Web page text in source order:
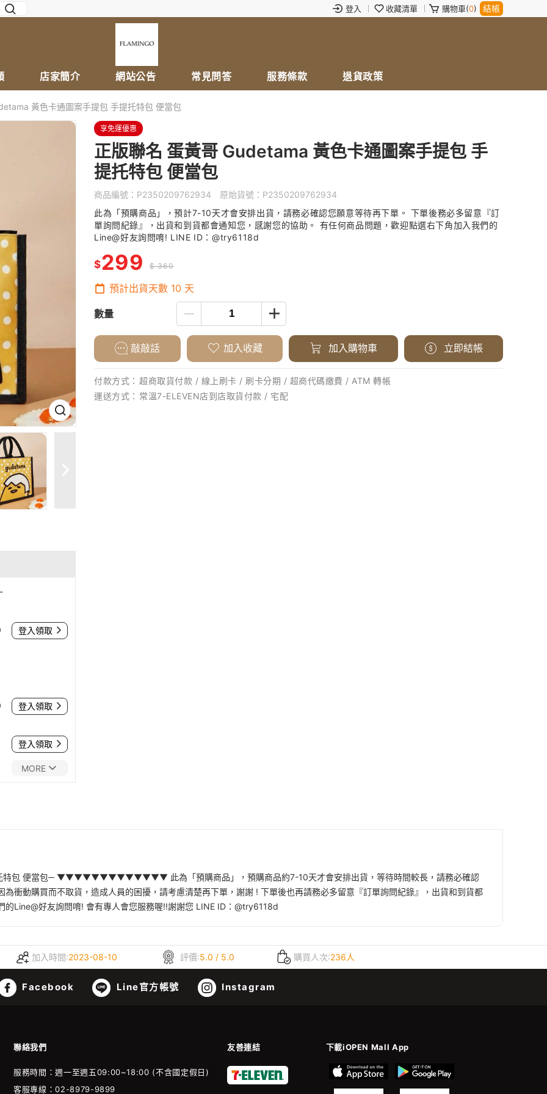
登入 收藏清單 購物車(0) 結帳
店家簡介 網站公告 常見問答 服務條款 退貨政策
黃色卡通圖案手提包 手提托特包 便當包
登入領取
登入領取
登入領取
MORE
享免運優惠
正版聯名 蛋黃哥 Gudetama 黃色卡通圖案手提包 手
提托特包 便當包
商品編號： P2350209762934 原始貨號： P2350209762934
此為「預購商品」，預計7-10天才會安排出貨，請務必確認您願意等待再下單。 下單後務必多留意『訂
單詢問紀錄』，出貨和到貨都會通知您，感謝您的協助。 有任何商品問題，歡迎點選右下角加入我們的
Line@好友詢問唷! LINE ID：@try6118d
$299 $ 360
預計出貨天數 10 天
數量
敲敲話 加入收藏 加入購物車 立即結帳
付款方式： 超商取貨付款 / 線上刷卡 / 刷卡分期 / 超商代碼繳費 / ATM 轉帳
運送方式： 常溫7-ELEVEN店到店取貨付款 / 宅配
托特包 便當包─ ▼▼▼▼▼▼▼▼▼▼▼▼▼ 此為「預購商品」，預購商品約7-10天才會安排出貨，等待時間較長，請務必確認
衝動購買而不取貨，造成人員的困擾，請考慮清楚再下單，謝謝 ! 下單後也再請務必多留意『訂單詢問紀錄』，出貨和到貨都
Line@好友詢問唷! 會有專人會您服務喔!!謝謝您 LINE ID：@try6118d
加入時間:2023-08-10 評價:5.0 / 5.0 購買人次:236人
Facebook Line官方帳號 Instagram
聯絡我們 友善連結 下載iOPEN Mall App
服務時間：週一至週五09:00~18:00 (不含國定假日)
客服專線：02-8979-9899